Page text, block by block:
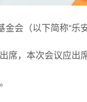
会（以下简称“
席，本次会议应